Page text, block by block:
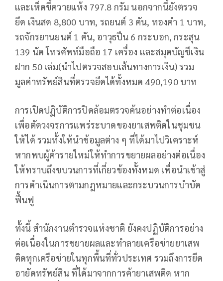
และเห็ดขี้ควายแห้ง 797.8 กรัม นอกจากนี้ยังตรวจ
ยึด เงินสด 8,800 บาท, รถยนต์ 3 คัน, ทองคำ 1 บาท,
รถจักรยานยนต์ 1 คัน, อาวุธปืน 6 กระบอก, กระสุน
139 นัด โทรศัพท์มือถือ 17 เครื่อง และสมุดบัญชีเงิน
ฝาก 50 เล่ม(นำไปตรวจสอบเส้นทางการเงิน) รวม
มูลค่าทรัพย์สินที่ตรวจยึดได้ทั้งหมด 490,190 บาท
การเปิดปฏิบัติการปิดล้อมตรวจค้นอย่างทำต่อเนื่อง
เพื่อตัดวงจรการแพร่ระบาดของยาเสพติดในชุมชน
ให้ได้ รวมทั้งให้นำข้อมูลต่าง ๆ ที่ได้มาไปวิเคราะห์
หากพบผู้ค้ารายใหม่ให้ทำการขยายผลอย่างต่อเนื่อง
ให้ทราบถึงขบวนการที่เกี่ยวข้องทั้งหมด เพื่อนำเข้าสู่
การดำเนินการตามกฎหมายและกระบวนการบำบัด
ฟื้นฟู
ทั้งนี้ สำนักงานตำรวจแห่งชาติ ยังคงปฏิบัติการอย่าง
ต่อเนื่องในการขยายผลและทำลายเครือข่ายยาเสพ
ติดทุกเครือข่ายในทุกพื้นที่ทั่วประเทศ รวมถึงการยึด
อายัดทรัพย์สิน ที่ได้มาจากการค้ายาเสพติด หาก